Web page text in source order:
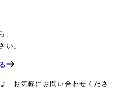
、
い。
、お気軽にお問い合わせくださ